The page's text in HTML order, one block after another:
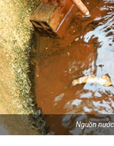
Nguồn